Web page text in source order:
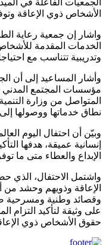
الجمعيات الفاعلة في
الأشخاص ذوي الإعاقة
واشار إن جمعية رعاية
الخدمات المقدمة
وتدريبية تتناسب مع
وأشار المساعيد إلى أن
مؤسسات المجتمع المدني
المتواصل من وزارة
نطاق خدماتها ووصولها
وبيّن أن احتفال اليوم
إنسانية عميقة، هدفها
الإبداع والعطاء متى ما
واشتمل الاحتفال، الذي
الإعاقة وذويهم وحشد من
وقصائد وطنية ومسرحية
على وثيقة لتأكيد التزام
حقوق الأشخاص ذوي